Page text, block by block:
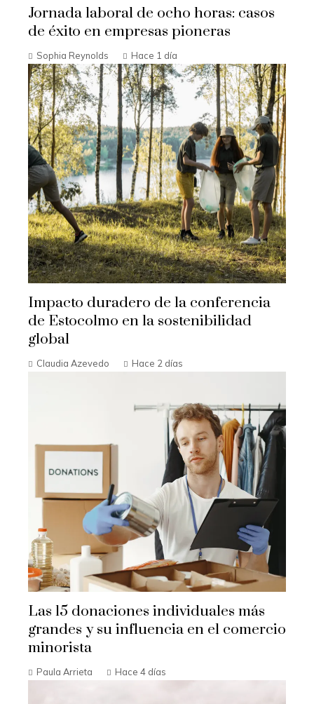
Jornada laboral de ocho horas: casos
de éxito en empresas pioneras
Sophia Reynolds Hace 1 día
Impacto duradero de la conferencia
de Estocolmo en la sostenibilidad
global
Claudia Azevedo Hace 2 días
Las 15 donaciones individuales más
grandes y su influencia en el comercio
minorista
Paula Arrieta Hace 4 días